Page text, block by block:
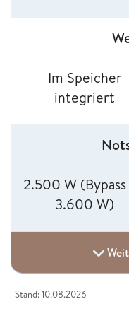
Im Speicher
integriert
2.500 W
3.600 W)
Stand: 10.08.2026